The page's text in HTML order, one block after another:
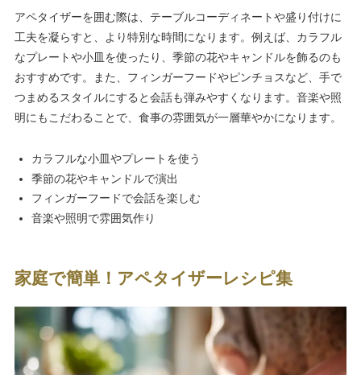
アペタイザーを囲む際は、テーブルコーディネートや盛り付けに
工夫を凝らすと、より特別な時間になります。例えば、カラフル
なプレートや小皿を使ったり、季節の花やキャンドルを飾るのも
おすすめです。また、フィンガーフードやピンチョスなど、手で
つまめるスタイルにすると会話も弾みやすくなります。音楽や照
明にもこだわることで、食事の雰囲気が一層華やかになります。
カラフルな小皿やプレートを使う
季節の花やキャンドルで演出
フィンガーフードで会話を楽しむ
音楽や照明で雰囲気作り
家庭で簡単！アペタイザーレシピ集